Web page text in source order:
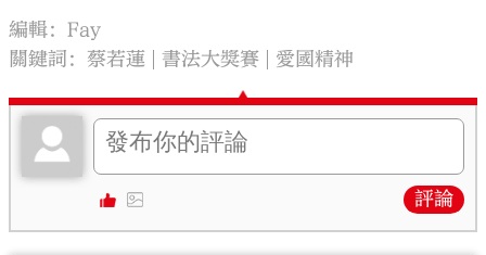
編輯：Fay
關鍵詞： 蔡若蓮 書法大獎賽 愛國精神
評論